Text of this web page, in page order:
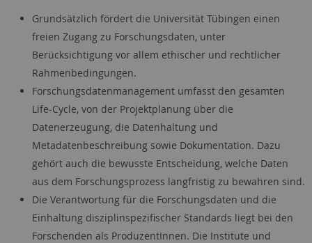
Grundsätzlich fördert die Universität Tübingen einen
freien Zugang zu Forschungsdaten, unter
Berücksichtigung vor allem ethischer und rechtlicher
Rahmenbedingungen.
Forschungsdatenmanagement umfasst den gesamten
Life-Cycle, von der Projektplanung über die
Datenerzeugung, die Datenhaltung und
Metadatenbeschreibung sowie Dokumentation. Dazu
gehört auch die bewusste Entscheidung, welche Daten
aus dem Forschungsprozess langfristig zu bewahren sind.
Die Verantwortung für die Forschungsdaten und die
Einhaltung disziplinspezifischer Standards liegt bei den
Forschenden als ProduzentInnen. Die Institute und